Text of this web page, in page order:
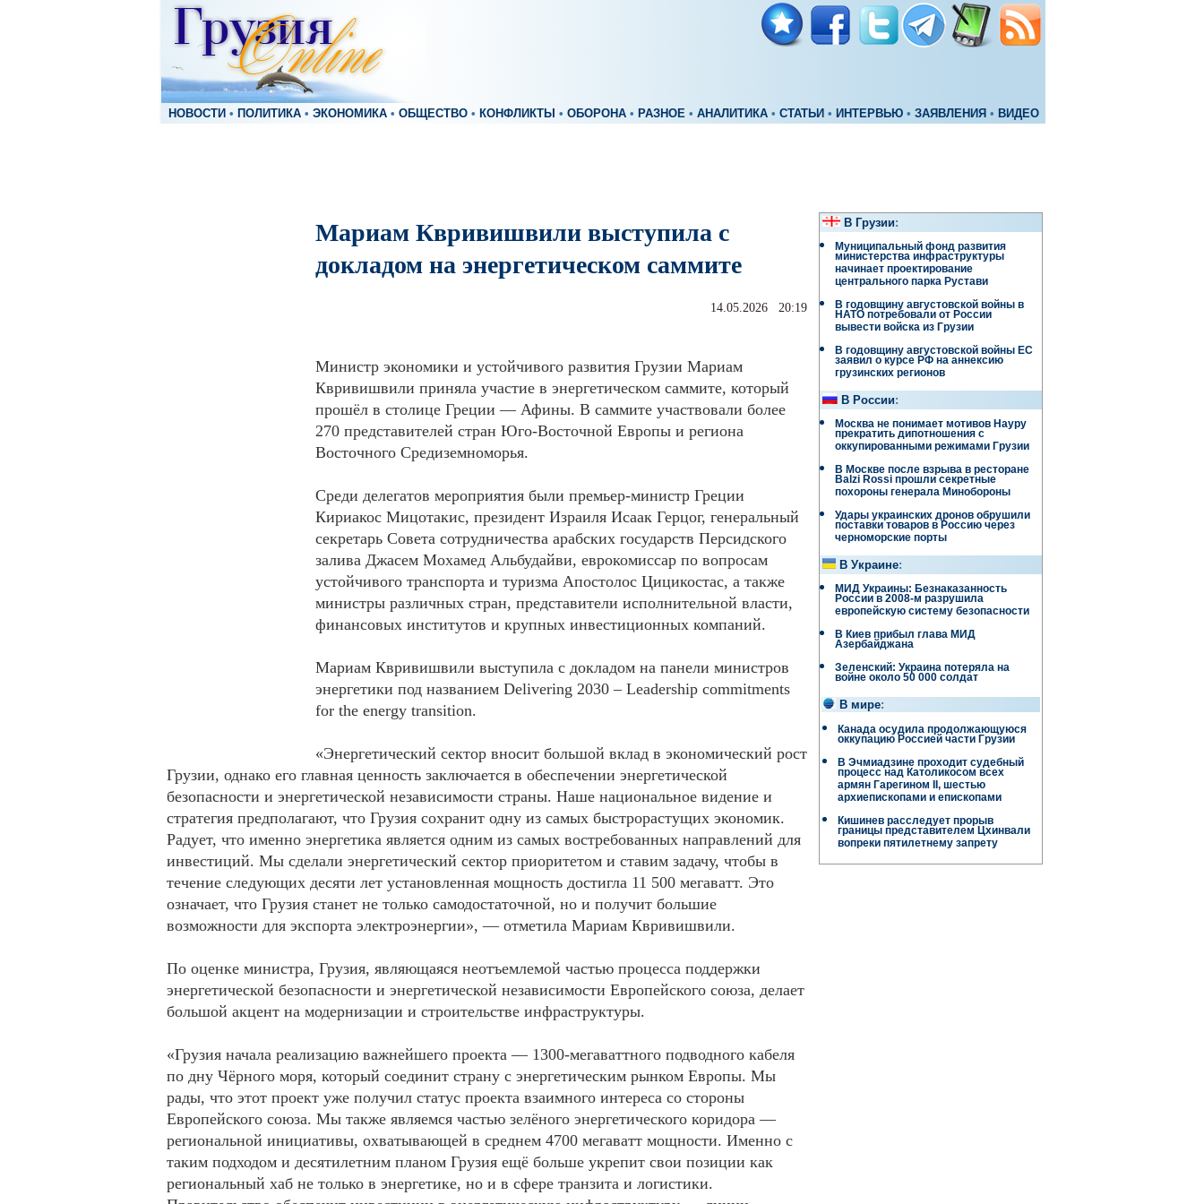
НОВОСТИ • ПОЛИТИКА • ЭКОНОМИКА • ОБЩЕСТВО • КОНФЛИКТЫ • ОБОРОНА • РАЗНОЕ • АНАЛИТИКА • СТАТЬИ • ИНТЕРВЬЮ • ЗАЯВЛЕНИЯ • ВИДЕО
Мариам Квривишвили выступила с
докладом на энергетическом саммите
14.05.2026 20:19
Министр экономики и устойчивого развития Грузии Мариам
Квривишвили приняла участие в энергетическом саммите, который
прошёл в столице Греции — Афины. В саммите участвовали более
270 представителей стран Юго-Восточной Европы и региона
Восточного Средиземноморья.
Среди делегатов мероприятия были премьер-министр Греции
Кириакос Мицотакис, президент Израиля Исаак Герцог, генеральный
секретарь Совета сотрудничества арабских государств Персидского
залива Джасем Мохамед Альбудайви, еврокомиссар по вопросам
устойчивого транспорта и туризма Апостолос Цицикостас, а также
министры различных стран, представители исполнительной власти,
финансовых институтов и крупных инвестиционных компаний.
Мариам Квривишвили выступила с докладом на панели министров
энергетики под названием Delivering 2030 – Leadership commitments
for the energy transition.
«Энергетический сектор вносит большой вклад в экономический рост
Грузии, однако его главная ценность заключается в обеспечении энергетической
безопасности и энергетической независимости страны. Наше национальное видение и
стратегия предполагают, что Грузия сохранит одну из самых быстрорастущих экономик.
Радует, что именно энергетика является одним из самых востребованных направлений для
инвестиций. Мы сделали энергетический сектор приоритетом и ставим задачу, чтобы в
течение следующих десяти лет установленная мощность достигла 11 500 мегаватт. Это
означает, что Грузия станет не только самодостаточной, но и получит большие
возможности для экспорта электроэнергии», — отметила Мариам Квривишвили.
По оценке министра, Грузия, являющаяся неотъемлемой частью процесса поддержки
энергетической безопасности и энергетической независимости Европейского союза, делает
большой акцент на модернизации и строительстве инфраструктуры.
«Грузия начала реализацию важнейшего проекта — 1300-мегаваттного подводного кабеля
по дну Чёрного моря, который соединит страну с энергетическим рынком Европы. Мы
рады, что этот проект уже получил статус проекта взаимного интереса со стороны
Европейского союза. Мы также являемся частью зелёного энергетического коридора —
региональной инициативы, охватывающей в среднем 4700 мегаватт мощности. Именно с
таким подходом и десятилетним планом Грузия ещё больше укрепит свои позиции как
региональный хаб не только в энергетике, но и в сфере транзита и логистики.
В Грузии:
Муниципальный фонд развития
министерства инфраструктуры
начинает проектирование
центрального парка Рустави
В годовщину августовской войны в
НАТО потребовали от России
вывести войска из Грузии
В годовщину августовской войны ЕС
заявил о курсе РФ на аннексию
грузинских регионов
В России:
Москва не понимает мотивов Науру
прекратить дипотношения с
оккупированными режимами Грузии
В Москве после взрыва в ресторане
Balzi Rossi прошли секретные
похороны генерала Минобороны
Удары украинских дронов обрушили
поставки товаров в Россию через
черноморские порты
В Украине:
МИД Украины: Безнаказанность
России в 2008-м разрушила
европейскую систему безопасности
В Киев прибыл глава МИД
Азербайджана
Зеленский: Украина потеряла на
войне около 50 000 солдат
В мире:
Канада осудила продолжающуюся
оккупацию Россией части Грузии
В Эчмиадзине проходит судебный
процесс над Католикосом всех
армян Гарегином II, шестью
архиепископами и епископами
Кишинев расследует прорыв
границы представителем Цхинвали
вопреки пятилетнему запрету